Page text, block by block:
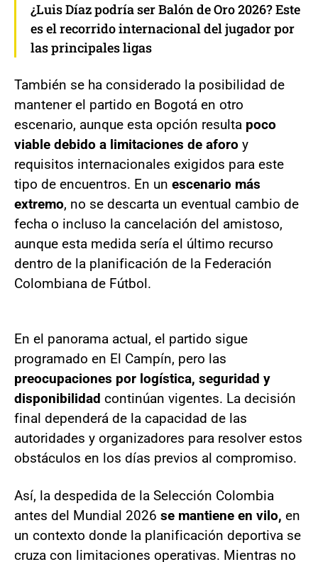
¿Luis Díaz podría ser Balón de Oro 2026? Este
es el recorrido internacional del jugador por
las principales ligas
También se ha considerado la posibilidad de
mantener el partido en Bogotá en otro
escenario, aunque esta opción resulta poco
viable debido a limitaciones de aforo y
requisitos internacionales exigidos para este
tipo de encuentros. En un escenario más
extremo, no se descarta un eventual cambio de
fecha o incluso la cancelación del amistoso,
aunque esta medida sería el último recurso
dentro de la planificación de la Federación
Colombiana de Fútbol.
En el panorama actual, el partido sigue
programado en El Campín, pero las
preocupaciones por logística, seguridad y
disponibilidad continúan vigentes. La decisión
final dependerá de la capacidad de las
autoridades y organizadores para resolver estos
obstáculos en los días previos al compromiso.
Así, la despedida de la Selección Colombia
antes del Mundial 2026 se mantiene en vilo, en
un contexto donde la planificación deportiva se
cruza con limitaciones operativas. Mientras no